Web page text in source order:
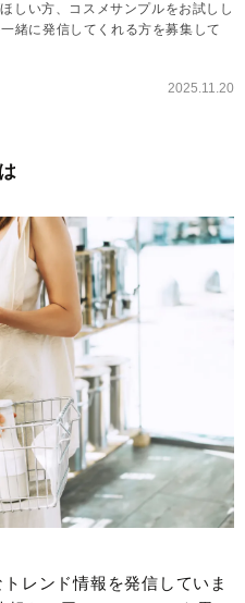
しい方、コスメサンプルをお試しし
緒に発信してくれる方を募集して
2025.11.20
レンド情報を発信していま